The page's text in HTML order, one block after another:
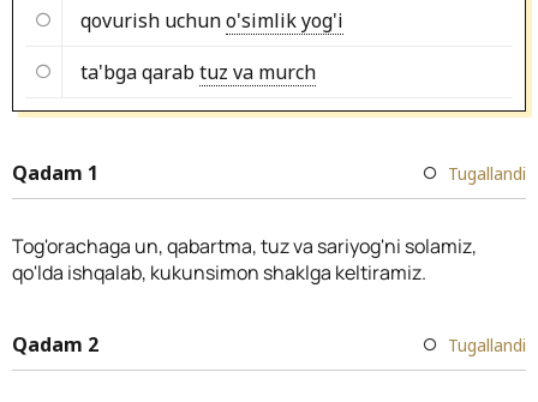
qovurish uchuno'simlik yog'i
ta'bga qarabtuz va murch
Qadam 1 Tugallandi
Tog'orachaga un, qabartma, tuz va sariyog'ni solamiz,
qo'lda ishqalab, kukunsimon shaklga keltiramiz.
Qadam 2 Tugallandi